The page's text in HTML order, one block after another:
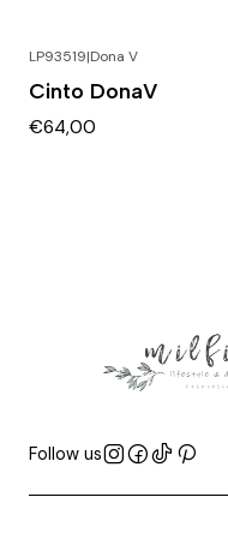
LP93519|Dona V
Cinto DonaV
€64,00
Follow us